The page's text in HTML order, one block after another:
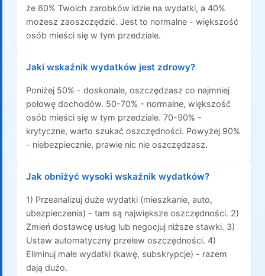
że 60% Twoich zarobków idzie na wydatki, a 40%
możesz zaoszczędzić. Jest to normalne - większość
osób mieści się w tym przedziale.
Jaki wskaźnik wydatków jest zdrowy?
Poniżej 50% - doskonale, oszczędzasz co najmniej
połowę dochodów. 50-70% - normalne, większość
osób mieści się w tym przedziale. 70-90% -
krytyczne, warto szukać oszczędności. Powyżej 90%
- niebezpiecznie, prawie nic nie oszczędzasz.
Jak obniżyć wysoki wskaźnik wydatków?
1) Przeanalizuj duże wydatki (mieszkanie, auto,
ubezpieczenia) - tam są największe oszczędności. 2)
Zmień dostawcę usług lub negocjuj niższe stawki. 3)
Ustaw automatyczny przelew oszczędności. 4)
Eliminuj małe wydatki (kawę, subskrypcje) - razem
dają dużo.